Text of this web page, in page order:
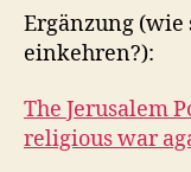
Ergänzung (wie
einkehren?):
The Jerusalem
religious war